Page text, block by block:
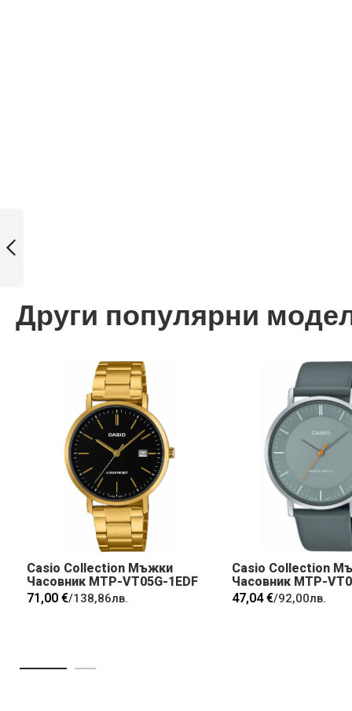
Други популярни
Casio Collection Мъжки
Часовник MTP-VT05G-1EDF
71,00 €/138,86лв.
Casio Collection
Часовник MTP-
47,04 €/92,00лв.